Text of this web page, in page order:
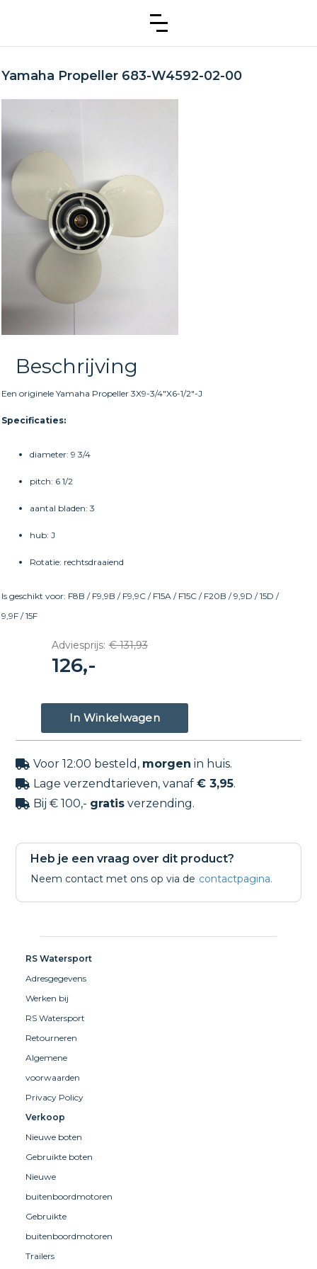
Yamaha Propeller 683-W4592-02-00
Beschrijving
Een originele Yamaha Propeller 3X9-3/4″X6-1/2″-J
Specificaties:
diameter: 9 3/4
pitch: 6 1/2
aantal bladen: 3
hub: J
Rotatie: rechtsdraaiend
Is geschikt voor: F8B / F9,9B / F9,9C / F15A / F15C / F20B / 9,9D / 15D /
9,9F / 15F
Adviesprijs: € 131,93
126,-
 Voor 12:00 besteld, morgen in huis.
 Lage verzendtarieven, vanaf€ 3,95.
 Bij € 100,- gratis verzending.
Heb je een vraag over dit product?
Neem contact met ons op via de contactpagina.
RS Watersport
Adresgegevens
Werken bij
RS Watersport
Retourneren
Algemene
voorwaarden
Privacy Policy
Verkoop
Nieuwe boten
Gebruikte boten
Nieuwe
buitenboordmotoren
Gebruikte
buitenboordmotoren
Trailers